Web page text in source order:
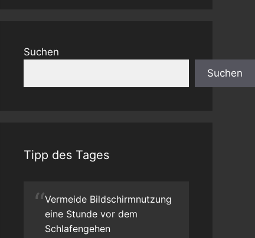
Suchen
Suchen
Tipp des Tages
“Vermeide Bildschirmnutzung
eine Stunde vor dem
Schlafengehen